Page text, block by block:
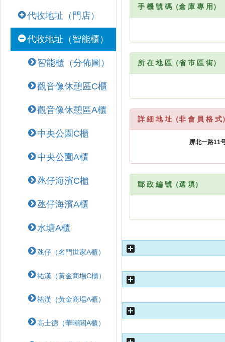
代收地址（門店）
代收地址（智能櫃）
智能櫃（分佈圖）
觀音像休憩區C櫃
觀音像休憩區A櫃
中央公園C櫃
中央公園A櫃
氹仔海濱C櫃
氹仔海濱A櫃
水塘A櫃
氹仔（名門世家A櫃）
祐漢（黃金商場C櫃）
祐漢（黃金商場A櫃）
高士德（華暉閣A櫃）
手 機 號 碼（倉 庫 專 用）
所 在 地 區（省 巿 區 街）
詳 細 地 址（非 會 員 格 式
郵 政 編 號（選 填）